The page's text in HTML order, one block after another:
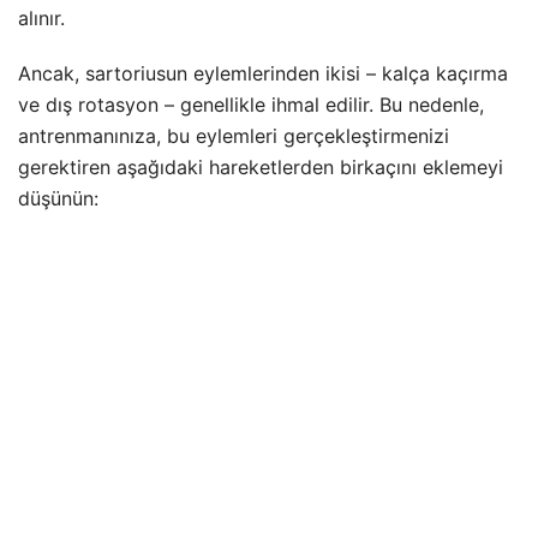
alınır.
Ancak, sartoriusun eylemlerinden ikisi – kalça kaçırma
ve dış rotasyon – genellikle ihmal edilir. Bu nedenle,
antrenmanınıza, bu eylemleri gerçekleştirmenizi
gerektiren aşağıdaki hareketlerden birkaçını eklemeyi
düşünün: